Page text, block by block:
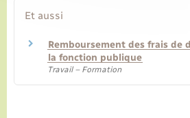
Et aussi
Remboursement des frais de
la fonction publique
Travail – Formation